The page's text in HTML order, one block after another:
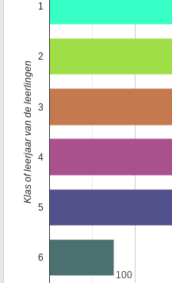
100
100
1
2
3
4
5
6
Klas of leerjaar van de leerlingen